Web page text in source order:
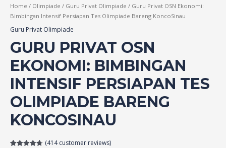
Home / Olimpiade / Guru Privat Olimpiade / Guru Privat OSN Ekonomi:
Bimbingan Intensif Persiapan Tes Olimpiade Bareng KoncoSinau
Guru Privat Olimpiade
GURU PRIVAT OSN
EKONOMI: BIMBINGAN
INTENSIF PERSIAPAN TES
OLIMPIADE BARENG
KONCOSINAU
(414customer reviews)